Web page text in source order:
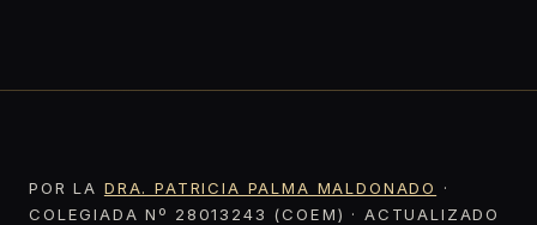
POR LA DRA. PATRICIA PALMA MALDONADO
·
COLEGIADA Nº 28013243 (COEM) · ACTUALIZADO